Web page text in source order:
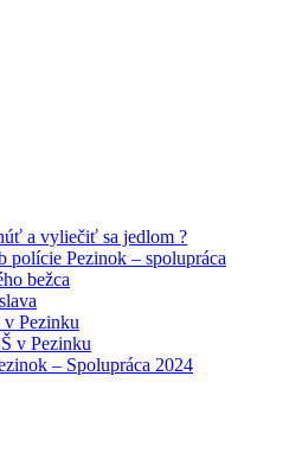
a vyliečiť sa jedlom ?
polície Pezinok – spolupráca
bežca
Pezinku
v Pezinku
– Spolupráca 2024